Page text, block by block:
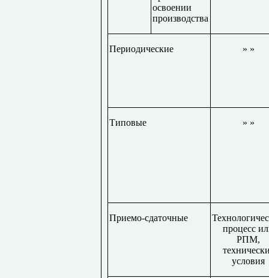
освоении
производства
Периодические » »
Типовые » »
Приемо-сдаточные
процесс
РПМ,
условия